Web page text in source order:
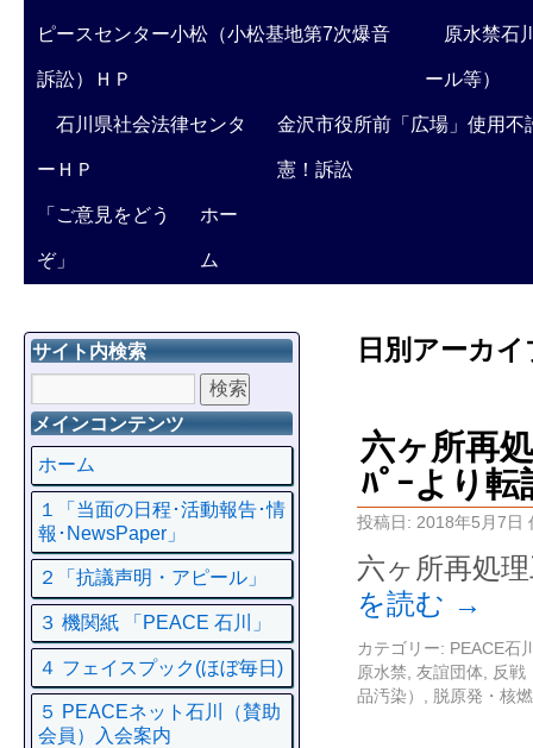
ピースセンター小松（小松基地第7次爆音
訴訟）ＨＰ
原水禁石
ール等）
石川県社会法律センタ
ーＨＰ
金沢市役所前「広場」使用不
憲！訴訟
「ご意見をどう
ぞ」
ホー
ム
日別アーカ
六ヶ所再
ﾊﾟｰより転
投稿日: 2018年5月7日
六ヶ所再処
を読む →
カテゴリー: PEACE石
原水禁 友誼団体
反戦
品汚染）
脱原発・核燃
サイト内検索
メインコンテンツ
ホーム
１「当面の日程･活動報告･情
報･NewsPaper」
２「抗議声明・アピール」
３ 機関紙 「PEACE 石川」
４ フェイスプック(ほぼ毎日)
５ PEACEネット石川（賛助
会員）入会案内